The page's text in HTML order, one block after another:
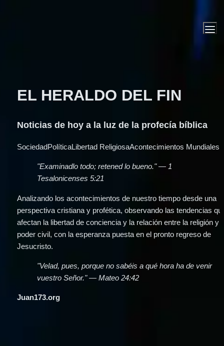
EL HERALDO DEL FIN
Noticias de hoy a la luz de la profecía bíblica
SociedadPolíticaLibertad ReligiosaAcontecimientos Mundiales
"Examinadlo todo; retened lo bueno." — 1
Tesalonicenses 5:21
Analizando los acontecimientos de nuestro tiempo desde una
perspectiva cristiana y profética, observando las tendencias
afectan la libertad de conciencia y la relación entre la religión y
poder civil, con la esperanza puesta en el pronto regreso de
Jesucristo.
"Velad, pues, porque no sabéis a qué hora ha de venir
vuestro Señor." — Mateo 24:42
Juan173.org